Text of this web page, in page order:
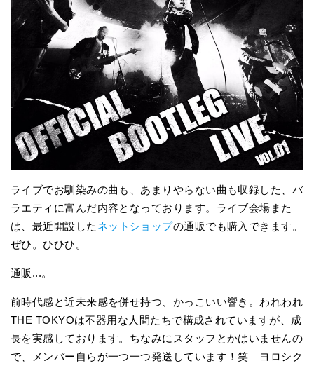
ライブでお馴染みの曲も、あまりやらない曲も収録した、バ
ラエティに富んだ内容となっております。ライブ会場また
は、最近開設した ネットショップの通販でも購入できます。
ぜひ。ひひひ。
通販...。
前時代感と近未来感を併せ持つ、かっこいい響き。われわれ
THE TOKYOは不器用な人間たちで構成されていますが、成
長を実感しております。ちなみにスタッフとかはいませんの
で、メンバー自らが一つ一つ発送しています！笑 ヨロシク